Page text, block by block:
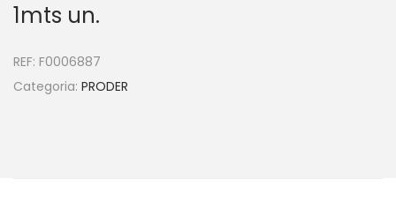
1mts un.
REF: F0006887
Categoria: PRODER